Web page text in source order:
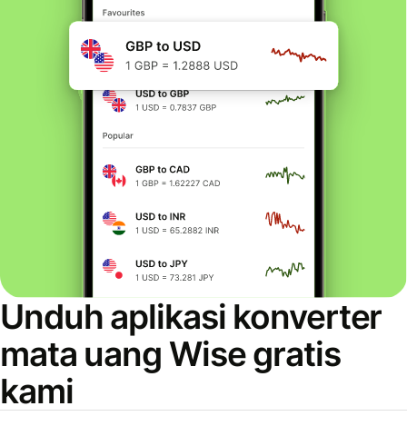
Unduh aplikasi konverter
mata uang Wise gratis
kami